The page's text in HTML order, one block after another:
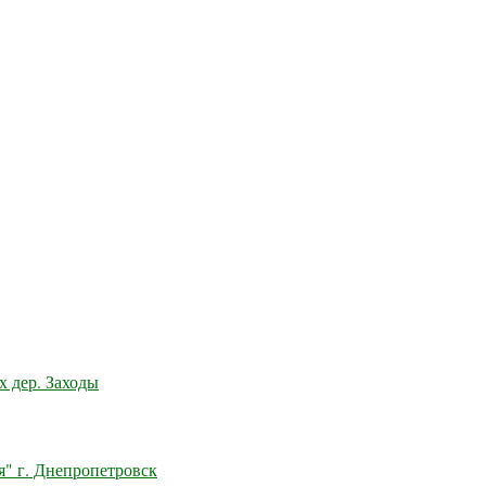
дер. Заходы
г. Днепропетровск